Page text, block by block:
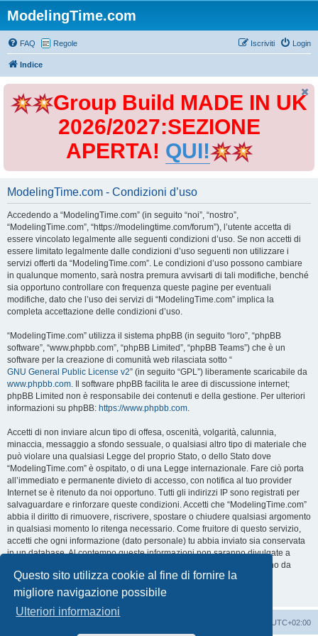
Questo sito utilizza cookie al fine di fornire la
migliore navigazione possibile
Ulteriori informazioni
ModelingTime.com
FAQ Regole Login
Iscriviti
Indice
Group Build MADE IN UK
2026/2027:SEZIONE
APERTA! QUI!
ModelingTime.com - Condizioni d’uso
Accedendo a “ModelingTime.com” (in seguito “noi”, “nostro”,
“ModelingTime.com”, “https://modelingtime.com/forum”), l’utente accetta di
essere vincolato legalmente alle seguenti condizioni d’uso. Se non accetti di
essere limitato legalmente dalle condizioni d’uso seguenti non utilizzare i
servizi offerti da “ModelingTime.com”. Le condizioni d’uso possono cambiare
in qualunque momento, sarà nostra premura avvisarti di tali modifiche, benché
sia opportuno controllare con frequenza queste pagine per eventuali
modifiche, dato che l’uso dei servizi di “ModelingTime.com” implica la
completa accettazione delle condizioni d’uso.
“ModelingTime.com” utilizza il sistema phpBB (in seguito “loro”, “phpBB
software”, “www.phpbb.com”, “phpBB Limited”, “phpBB Teams”) che è un
software per la creazione di comunità web rilasciata sotto “
GNU General Public License v2” (in seguito “GPL”) liberamente scaricabile da
www.phpbb.com. Il software phpBB facilita le aree di discussione internet;
phpBB Limited non è responsabile dei contenuti e della gestione. Per ulteriori
informazioni su phpBB: https://www.phpbb.com.
Accetti di non inviare alcun tipo di offesa, oscenità, volgarità, calunnia,
minaccia, messaggio a sfondo sessuale, o qualsiasi altro tipo di materiale che
può violare una qualsiasi Legge del proprio Stato, o dello Stato dove
“ModelingTime.com” è ospitato, o di una Legge internazionale. Fare ciò porta
all’immediato e permanente divieto di accesso, con notifica al tuo provider
Internet se è ritenuto da noi opportuno. Tutti gli indirizzi IP sono registrati per
salvaguardare e rinforzare queste condizioni. Accetti che “ModelingTime.com”
abbia il diritto di rimuovere, riscrivere, spostare o chiudere qualsiasi argomento
in qualsiasi momento lo ritenga necessario. Come fruitore di questo servizio,
accetti che ogni informazione (dato personale) tu abbia inviato sia conservata
in un database. Al contempo queste informazioni non saranno divulgate a
nessuno senza il tuo consenso, né “ModelingTime.com” o phpBB sono da
ritenersi responsabili per qualsiasi violazione al sistema che possa
compromettere queste informazioni.
UTC+02:00